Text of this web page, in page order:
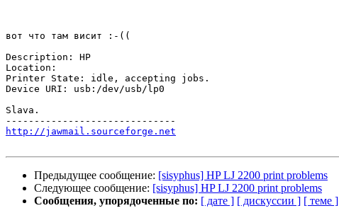
вот что там висит :-((
Description: HP
Location:
Printer State: idle, accepting jobs.
Device URI: usb:/dev/usb/lp0
Slava.
http://jawmail.sourceforge.net
Предыдущее сообщение: [sisyphus] HP LJ 2200 print problems
Следующее сообщение: [sisyphus] HP LJ 2200 print problems
Сообщения, упорядоченные по: [ дате ] [ дискуссии ] [ теме ]